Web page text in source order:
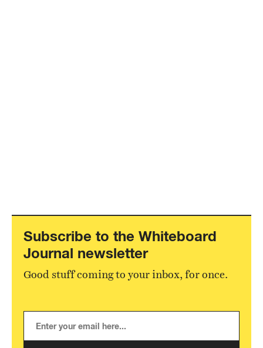
Subscribe to the Whiteboard
Journal newsletter
Good stuff coming to your inbox, for once.